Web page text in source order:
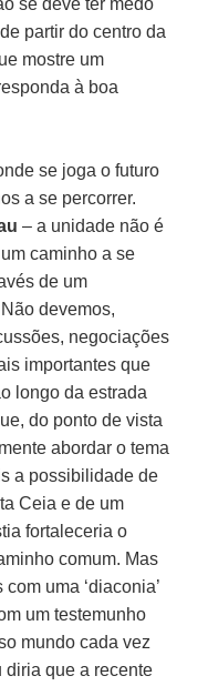
partir do centro da
mostre um
à boa
se joga o futuro
a se percorrer.
– a unidade não é
caminho a se
de um
devemos,
negociações
importantes que
longo da estrada
do ponto de vista
abordar o tema
a possibilidade de
Ceia e de um
fortaleceria o
comum. Mas
uma ‘diaconia’
um testemunho
mundo cada vez
diria que a recente